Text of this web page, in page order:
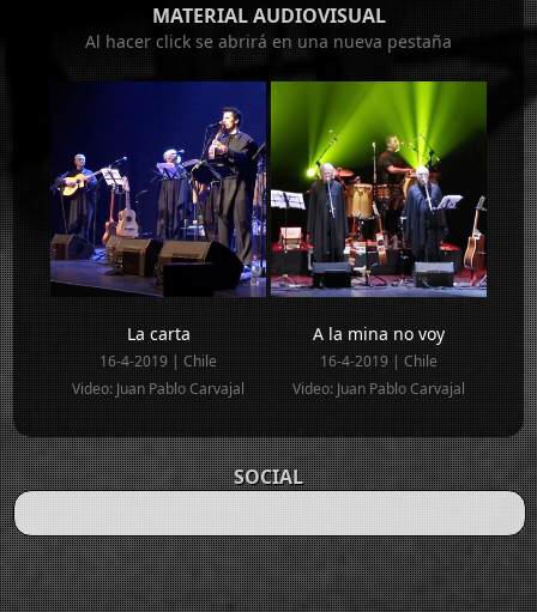
MATERIAL AUDIOVISUAL
Al hacer click se abrirá en una nueva pestaña
La carta
16-4-2019 | Chile
Video: Juan Pablo Carvajal
A la mina no voy
16-4-2019 | Chile
Video: Juan Pablo Carvajal
SOCIAL